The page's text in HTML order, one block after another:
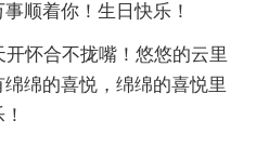
顺着你！生日快乐！
怀合不拢嘴！悠悠的云里
绵的喜悦，绵绵的喜悦里